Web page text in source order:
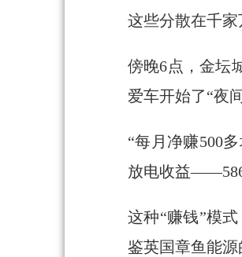
这些分散在千家
傍晚6点，金坛
爱车开始了“夜
“每月净赚500
放电收益——586
这种“赚钱”模
鉴英国章鱼能